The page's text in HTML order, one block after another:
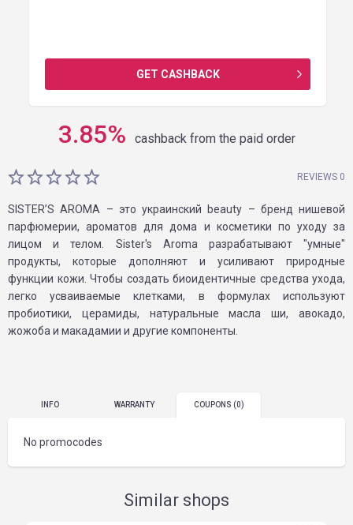
GET CASHBACK
3.85% cashback from the paid order
REVIEWS 0
SISTER’S AROMA – это украинский beauty – бренд нишевой
парфюмерии, ароматов для дома и косметики по уходу за
лицом и телом. Sister's Aroma разрабатывают "умные"
продукты, которые дополняют и усиливают природные
функции кожи. Чтобы создать биоидентичные средства ухода,
легко усваиваемые клетками, в формулах используют
пробиотики, церамиды, натуральные масла ши, авокадо,
жожоба и макадамии и другие компоненты.
INFO WARRANTY COUPONS (0)
No promocodes
Similar shops